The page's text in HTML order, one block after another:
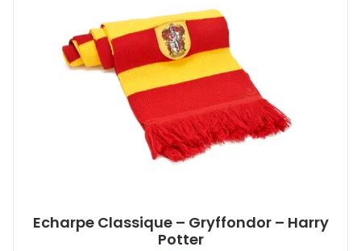
Echarpe Classique – Gryffondor – Harry
Potter